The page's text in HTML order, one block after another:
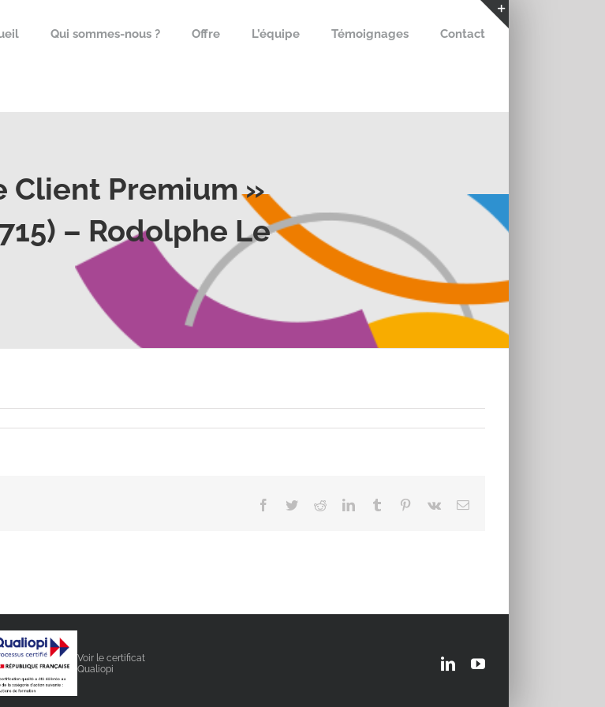
Qui sommes-nous ? Offre L’équipe Témoignages Contact
Client Premium »
– Rodolphe Le
Facebook
TwitterRedditLinkedInTumblr Pinterest
Vk Email
Voir le certificat
Qualiopi
LinkedInYouTube
la